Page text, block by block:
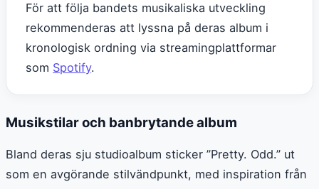
För att följa bandets musikaliska utveckling
rekommenderas att lyssna på deras album i
kronologisk ordning via streamingplattformar
som Spotify.
Musikstilar och banbrytande album
Bland deras sju studioalbum sticker ”Pretty. Odd.” ut
som en avgörande stilvändpunkt, med inspiration från